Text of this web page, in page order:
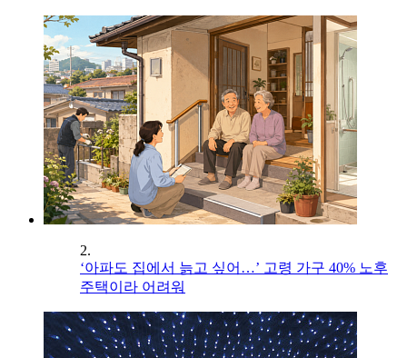
2.
‘아파도 집에서 늙고 싶어…’ 고령 가구 40% 노후
주택이라 어려워